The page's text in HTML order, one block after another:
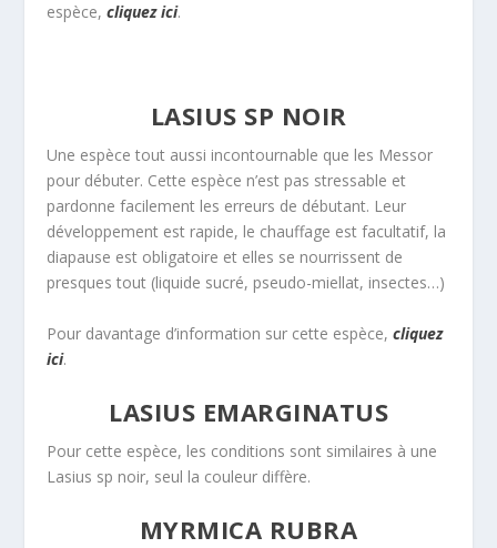
espèce,cliquez ici.
LASIUS SP NOIR
Une espèce tout aussi incontournable que les Messor
pour débuter. Cette espèce n’est pas stressable et
pardonne facilement les erreurs de débutant. Leur
développement est rapide, le chauffage est facultatif, la
diapause est obligatoire et elles se nourrissent de
presques tout (liquide sucré, pseudo-miellat, insectes…)
Pour davantage d’information sur cette espèce,cliquez
ici.
LASIUS EMARGINATUS
Pour cette espèce, les conditions sont similaires à une
Lasius sp noir, seul la couleur diffère.
MYRMICA RUBRA